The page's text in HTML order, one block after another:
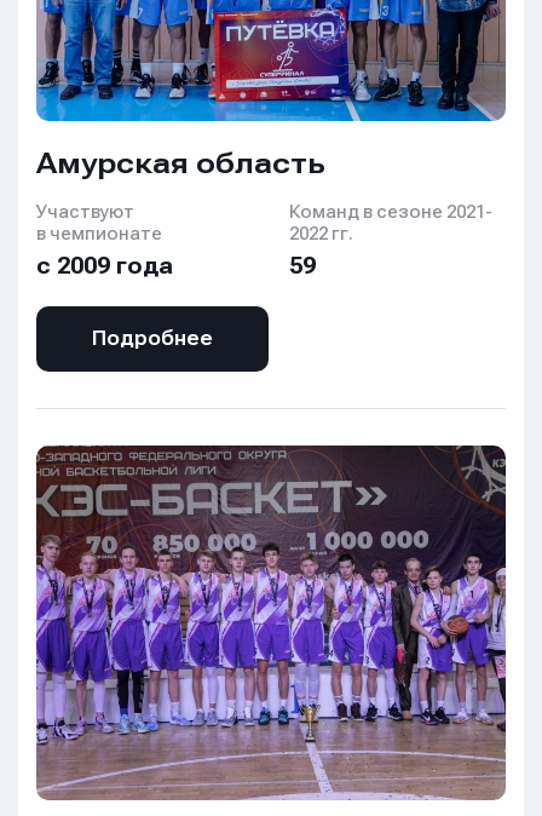
Амурская область
Участвуют
в чемпионате
с 2009 года
Команд в сезоне 2021-
2022 гг.
59
Подробнее